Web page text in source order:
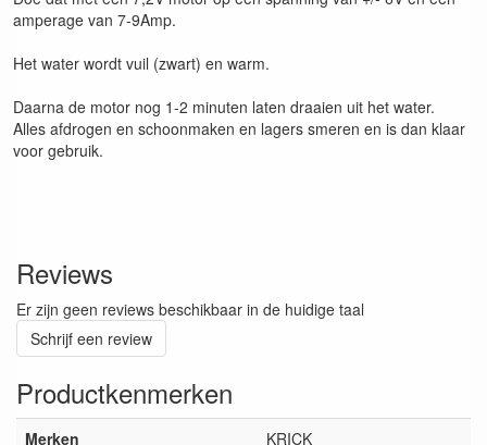
amperage van 7-9Amp.
Het water wordt vuil (zwart) en warm.
Daarna de motor nog 1-2 minuten laten draaien uit het water.
Alles afdrogen en schoonmaken en lagers smeren en is dan klaar
voor gebruik.
Reviews
Er zijn geen reviews beschikbaar in de huidige taal
Schrijf een review
Productkenmerken
Merken KRICK